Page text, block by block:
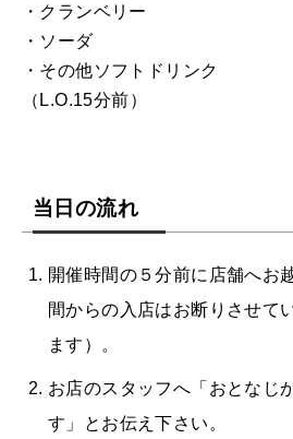
・クランベリー
・ソーダ
・その他ソフトドリンク
（L.O.15分前）
当日の流れ
開催時間の５分前に店舗へお
間からの入店はお断りさせて
ます）。
お店のスタッフへ「おとなじ
す」とお伝え下さい。